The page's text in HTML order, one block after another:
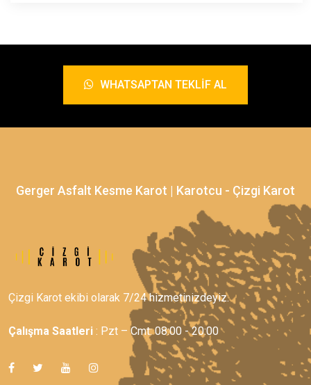
WHATSAPTAN TEKLIF AL
Gerger Asfalt Kesme Karot | Karotcu - Çizgi Karot
Çizgi Karot ekibi olarak 7/24 hizmetinizdeyiz.
Çalışma Saatleri : Pzt – Cmt: 08:00 - 20:00